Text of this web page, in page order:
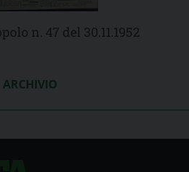
n. 47 del 30.11.1952
ARCHIVIO